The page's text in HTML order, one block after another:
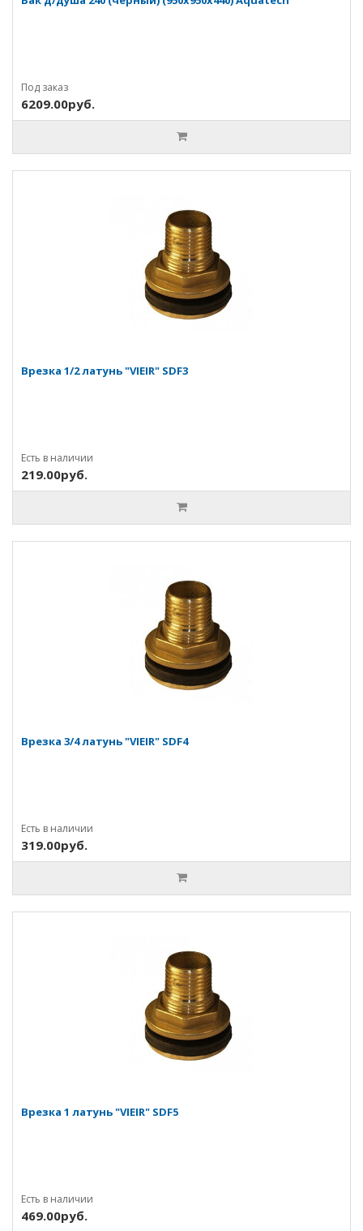
Под заказ
6209.00руб.
Врезка 1/2 латунь "VIEIR" SDF3
Есть в наличии
219.00руб.
Врезка 3/4 латунь "VIEIR" SDF4
Есть в наличии
319.00руб.
Врезка 1 латунь "VIEIR" SDF5
Есть в наличии
469.00руб.